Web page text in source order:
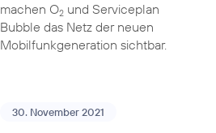
machen O2und Serviceplan
Bubble das Netz der neuen
Mobilfunkgeneration sichtbar.
30. November 2021